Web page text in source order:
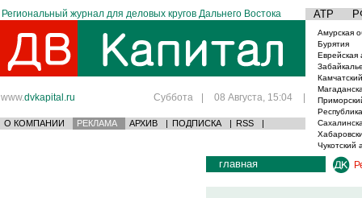
Региональный журнал для деловых кругов Дальнего Востока АТР
www.dvkapital.ru Суббота | 08 Августа, 15:04 |
О КОМПАНИИ РЕКЛАМА АРХИВ | ПОДПИСКА | RSS |
Амурская
Бурятия
Еврейская
Чукотский
главная